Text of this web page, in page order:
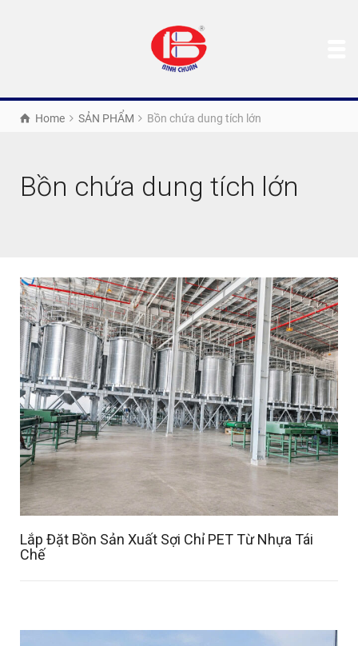
Home SẢN PHẨM Bồn chứa dung tích lớn
Bồn chứa dung tích lớn
Lắp Đặt Bồn Sản Xuất Sợi Chỉ PET Từ Nhựa Tái
Chế